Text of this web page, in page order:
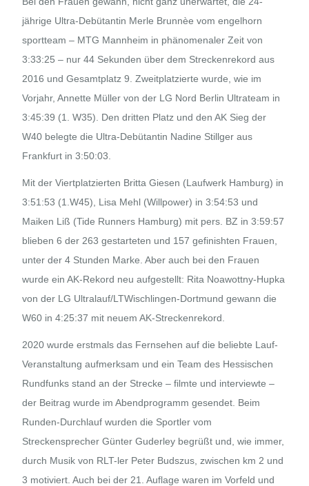
jährige Ultra-Debütantin Merle Brunnèe vom engelhorn
sportteam – MTG Mannheim in phänomenaler Zeit von
3:33:25 – nur 44 Sekunden über dem Streckenrekord aus
2016 und Gesamtplatz 9. Zweitplatzierte wurde, wie im
Vorjahr, Annette Müller von der LG Nord Berlin Ultrateam in
3:45:39 (1. W35). Den dritten Platz und den AK Sieg der
W40 belegte die Ultra-Debütantin Nadine Stillger aus
Frankfurt in 3:50:03.
Mit der Viertplatzierten Britta Giesen (Laufwerk Hamburg) in
3:51:53 (1.W45), Lisa Mehl (Willpower) in 3:54:53 und
Maiken Liß (Tide Runners Hamburg) mit pers. BZ in 3:59:57
blieben 6 der 263 gestarteten und 157 gefinishten Frauen,
unter der 4 Stunden Marke. Aber auch bei den Frauen
wurde ein AK-Rekord neu aufgestellt: Rita Noawottny-Hupka
von der LG Ultralauf/LTWischlingen-Dortmund gewann die
W60 in 4:25:37 mit neuem AK-Streckenrekord.
2020 wurde erstmals das Fernsehen auf die beliebte Lauf-
Veranstaltung aufmerksam und ein Team des Hessischen
Rundfunks stand an der Strecke – filmte und interviewte –
der Beitrag wurde im Abendprogramm gesendet. Beim
Runden-Durchlauf wurden die Sportler vom
Streckensprecher Günter Guderley begrüßt und, wie immer,
durch Musik von RLT-ler Peter Budszus, zwischen km 2 und
3 motiviert. Auch bei der 21. Auflage waren im Vorfeld und